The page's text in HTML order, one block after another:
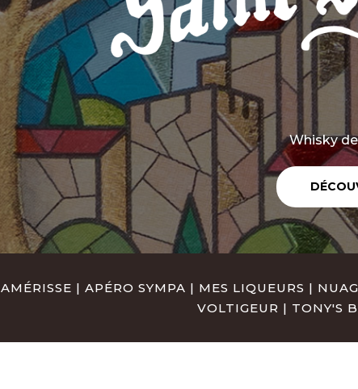
Whisky
AMÉRISSE | APÉRO SYMPA | MES LIQUEURS |
VOLTIGEUR | TONY'S